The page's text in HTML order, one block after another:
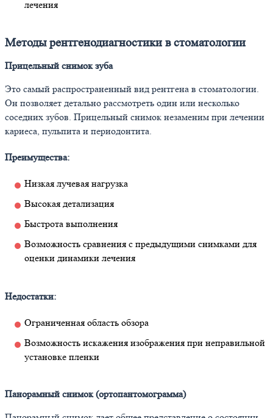
лечения
Методы рентгенодиагностики в стоматологии
Прицельный снимок зуба
Это самый распространенный вид рентгена в стоматологии.
Он позволяет детально рассмотреть один или несколько
соседних зубов. Прицельный снимок незаменим при лечении
кариеса, пульпита и периодонтита.
Преимущества:
Низкая лучевая нагрузка
Высокая детализация
Быстрота выполнения
Возможность сравнения с предыдущими снимками для
оценки динамики лечения
Недостатки:
Ограниченная область обзора
Возможность искажения изображения при неправильной
установке пленки
Панорамный снимок (ортопантомограмма)